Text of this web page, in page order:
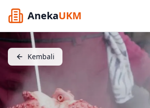
AnekaUKM
Kembali